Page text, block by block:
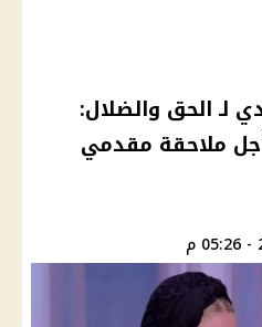
لـ الحق والضلال:
ملاحقة مقدمي